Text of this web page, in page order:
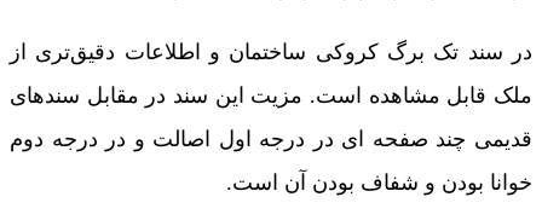
در سند تک برگ کروکی ساختمان و اطلاعات دقیق‌تری از
ملک قابل مشاهده است. مزیت این سند در مقابل سندهای
قدیمی چند صفحه ای در درجه‌ اول اصالت و در درجه‌ دوم
خوانا بودن و شفاف بودن آن است.